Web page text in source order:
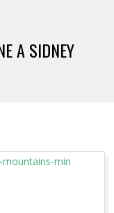
A SIDNEY